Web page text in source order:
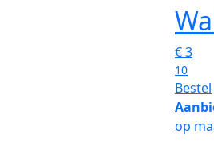
€3
10
Bestel
op